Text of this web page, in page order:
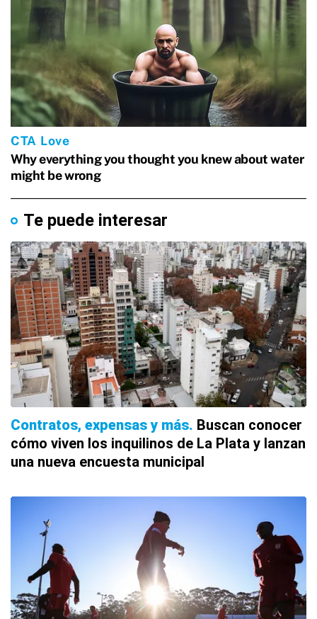
Te puede interesar
Contratos, expensas y más Buscan conocer
cómo viven los inquilinos de La Plata y lanzan
una nueva encuesta municipal